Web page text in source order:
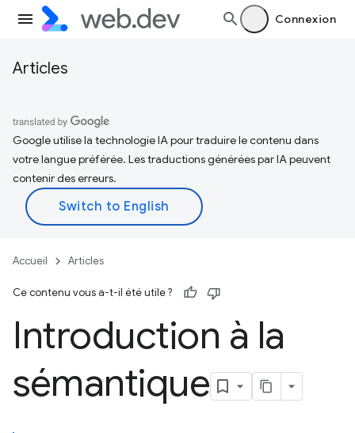
Connexion
Articles
Google utilise la technologie IA pour traduire le contenu dans
votre langue préférée. Les traductions générées par IA peuvent
contenir des erreurs.
Accueil Articles
Ce contenu vous a-t-il été utile ?
Introduction à la
sémantique